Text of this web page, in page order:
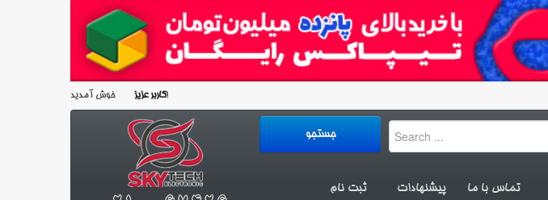
کاربر عزیزخوش آمدید!
تماس با ما پیشنهادات ثبت نام